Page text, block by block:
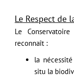
Le Respect de
Le
reconnaît :
la
situ la